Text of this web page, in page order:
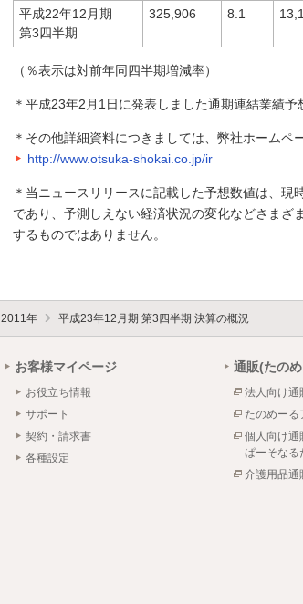
平成22年12月期
第3四半期
325,906 8.1
（％表示は対前年同四半期増減率）
＊平成23年2月1日に発表しました通期連結業績予
＊その他詳細資料につきましては、弊社ホームペ
http://www.otsuka-shokai.co.jp/ir
＊当ニュースリリースに記載した予想数値は、
であり、予測しえない経済状況の変化などさま
するものではありません。
2011年 平成23年12月期 第3四半期 決算の概況
お客様マイページ
お役立ち情報
サポート
契約・請求書
各種設定
通販(たの
法人向け通
たのめーる
個人向け通
ぱーそなる
介護用品通